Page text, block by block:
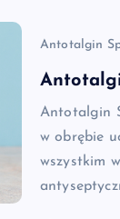
Antotalgin
Antotalgin
w obrębie
wszystkim